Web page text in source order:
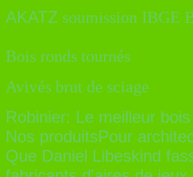
AKATZ soumission IBGE
Bois ronds tournés
Avivés brut de sciage
Robinier: Le meilleur
Nos produitsPour
Que Daniel Libeskind